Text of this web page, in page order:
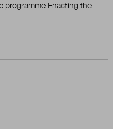
programme Enacting the